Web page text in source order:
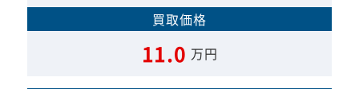
買取価格
11.0 万円